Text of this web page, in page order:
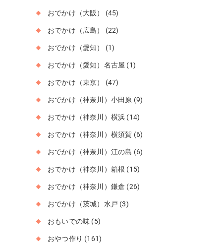
おでかけ（大阪） (45)
おでかけ（広島） (22)
おでかけ（愛知） (1)
おでかけ（愛知）名古屋 (1)
おでかけ（東京） (47)
おでかけ（神奈川）小田原 (9)
おでかけ（神奈川）横浜 (14)
おでかけ（神奈川）横須賀 (6)
おでかけ（神奈川）江の島 (6)
おでかけ（神奈川）箱根 (15)
おでかけ（神奈川）鎌倉 (26)
おでかけ（茨城）水戸 (3)
おもいでの味 (5)
おやつ作り (161)